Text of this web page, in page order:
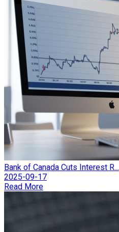
Bank of Canada Cuts Interest R...
2025-09-17
Read More